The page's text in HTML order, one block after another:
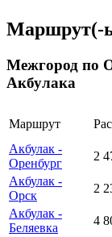
Маршрут(-
Межгород по
Акбулака
Маршрут
Акбулак -
Оренбург
2
Акбулак -
Орск
2
Акбулак -
Беляевка
4